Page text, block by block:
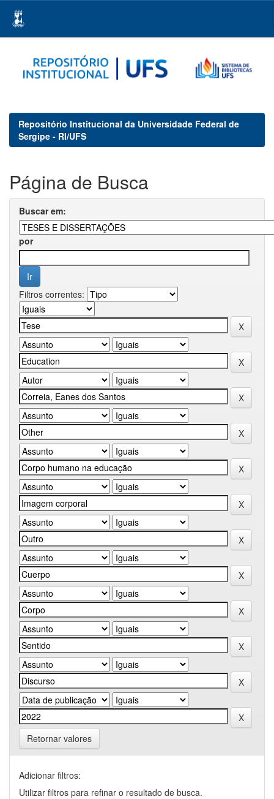
navigation
Repositório Institucional da Universidade Federal de
Sergipe - RI/UFS
Página de Busca
Buscar em:
por
Filtros correntes:
Retornar valores
Adicionar filtros:
Utilizar filtros para refinar o resultado de busca.